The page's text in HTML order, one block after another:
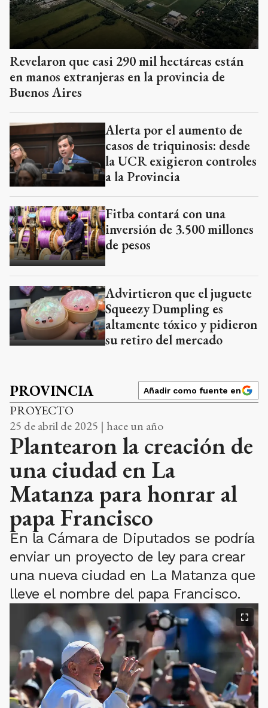
Revelaron que casi 290 mil hectáreas están
en manos extranjeras en la provincia de
Buenos Aires
Alerta por el aumento de
casos de triquinosis: desde
la UCR exigieron controles
a la Provincia
Fitba contará con una
inversión de 3.500 millones
de pesos
Advirtieron que el juguete
Squeezy Dumpling es
altamente tóxico y pidieron
su retiro del mercado
PROVINCIA Añadir como fuente en
PROYECTO
25 de abril de 2025 | hace un año
Plantearon la creación de
una ciudad en La
Matanza para honrar al
papa Francisco
En la Cámara de Diputados se podría
enviar un proyecto de ley para crear
una nueva ciudad en La Matanza que
lleve el nombre del papa Francisco.